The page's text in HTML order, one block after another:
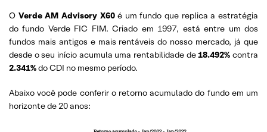
O Verde AM Advisory X60é um fundo que replica a estratégia
do fundo Verde FIC FIM. Criado em 1997, está entre um dos
fundos mais antigos e mais rentáveis do nosso mercado, já que
desde o seu início acumula uma rentabilidade de18.492% contra
2.341%do CDI no mesmo período.
Abaixo você pode conferir o retorno acumulado do fundo em um
horizonte de 20 anos: